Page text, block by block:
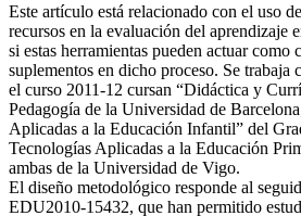
Este artículo está relacionado con el uso
recursos en la evaluación del aprendizaje
si estas herramientas pueden actuar como
suplementos en dicho proceso. Se trabaja
el curso 2011-12 cursan “Didáctica y
Pedagogía de la Universidad de
Aplicadas a la Educación Infantil” del
Tecnologías Aplicadas a la Educación
ambas de la Universidad de Vigo.
El diseño metodológico responde al
EDU2010-15432, que han permitido